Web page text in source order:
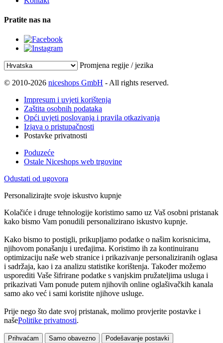
Pratite nas na
Promjena regije / jezika
© 2010-2026 niceshops GmbH - All rights reserved.
Impresum i uvjeti korištenja
Zaštita osobnih podataka
Opći uvjeti poslovanja i pravila otkazivanja
Izjava o pristupačnosti
Postavke privatnosti
Poduzeće
Ostale Niceshops web trgovine
Odustati od ugovora
Personalizirajte svoje iskustvo kupnje
Kolačiće i druge tehnologije koristimo samo uz Vaš osobni pristanak
kako bismo Vam ponudili personalizirano iskustvo kupnje.
Kako bismo to postigli, prikupljamo podatke o našim korisnicima,
njihovom ponašanju i uređajima. Koristimo ih za kontinuiranu
optimizaciju naše web stranice i prikazivanje personaliziranih oglasa
i sadržaja, kao i za analizu statistike korištenja. Također možemo
usporediti Vaše šifrirane podatke s vanjskim pružateljima usluga i
prikazivati Vam ponude putem njihovih online oglašivačkih kanala
samo ako već i sami koristite njihove usluge.
Prije nego što date svoj pristanak, molimo provjerite postavke i
našePolitike privatnosti.
Prihvaćam Samo obavezno Podešavanje postavki